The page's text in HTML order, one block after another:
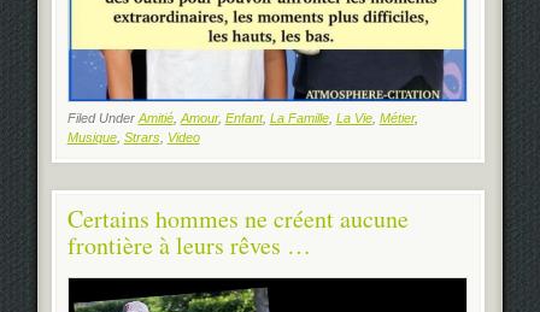
Filed Under Amitié, Amour, Enfant, La Famille, La Vie, Métier,
Musique, Strars, Video
Certains hommes ne créent aucune
frontière à leurs rêves …